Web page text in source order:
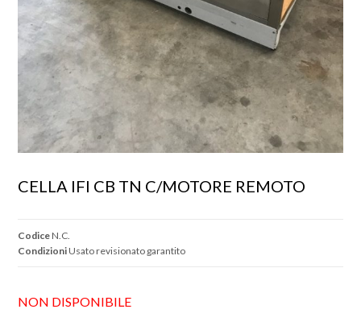
CELLA IFI CB TN C/MOTORE REMOTO
CodiceN.C.
CondizioniUsato revisionato garantito
NON DISPONIBILE